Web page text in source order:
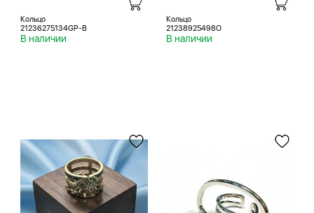
Кольцо
21236275134GP-B
В наличии
Кольцо
21238925498O
В наличии